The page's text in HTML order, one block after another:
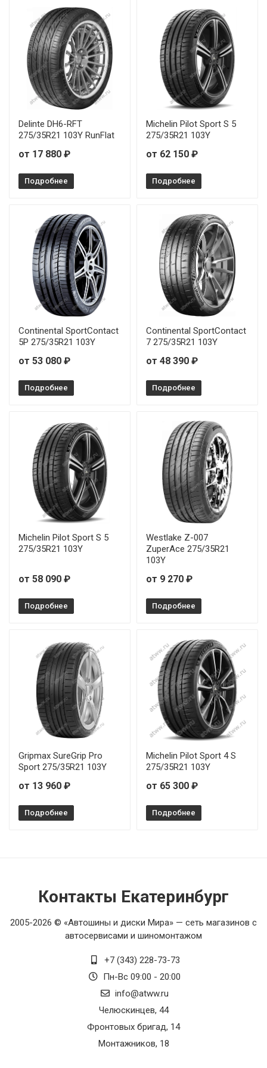
Continental SportContact 7 255/35R21 98Y
Continental SportContact 7 255/40R20 101Y
Continental SportContact 7 265/30R19 93Y
Continental SportContact 7 265/35R19 98Y
Continental SportContact 7 275/35R19 100Y
Continental SportContact 7 285/35R20 104Y
Continental SportContact 7 285/40R22 110Y
Continental SportContact 7 295/25R21 96Y
Continental SportContact 7 295/35R21 107Y
Continental SportContact 7 295/35R21 107Y
Continental SportContact 7 295/45R20 114Y
Delinte DH6-RFT
275/35R21 103Y RunFlat
от 17 880 ₽
Подробнее
Michelin Pilot Sport S 5
275/35R21 103Y
от 62 150 ₽
Подробнее
Continental SportContact
5P 275/35R21 103Y
от 53 080 ₽
Подробнее
Continental SportContact
7 275/35R21 103Y
от 48 390 ₽
Подробнее
Michelin Pilot Sport S 5
275/35R21 103Y
от 58 090 ₽
Подробнее
Westlake Z-007
ZuperAce 275/35R21
103Y
от 9 270 ₽
Подробнее
Gripmax SureGrip Pro
Sport 275/35R21 103Y
от 13 960 ₽
Подробнее
Michelin Pilot Sport 4 S
275/35R21 103Y
от 65 300 ₽
Подробнее
Контакты Екатеринбург
2005-2026 © «Автошины и диски Мира» — сеть магазинов с
автосервисами и шиномонтажом
+7 (343) 228-73-73
Пн-Вс 09:00 - 20:00
info@atww.ru
Челюскинцев, 44
Фронтовых бригад, 14
Монтажников, 18